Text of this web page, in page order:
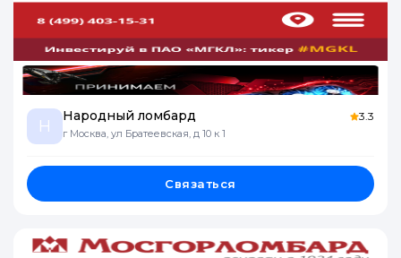
Н
Народный ломбард
г Москва, ул Братеевская, д 10 к 1
3.3
Связаться